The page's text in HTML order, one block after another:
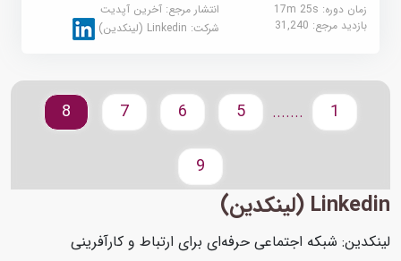
زمان دوره: 17m 25s
انتشار مرجع:آخرین آپدیت
بازدید مرجع:31,240 شرکت:Linkedin (لینکدین)
.......
Linkedin (لینکدین)
لینکدین: شبکه اجتماعی حرفه‌ای برای ارتباط و کارآفرینی